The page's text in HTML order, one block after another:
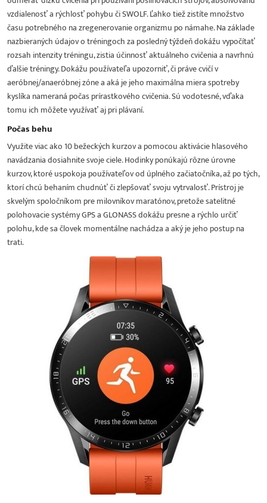
vzdialenosť a rýchlosť pohybu či SWOLF. Ľahko tiež zistíte množstvo
času potrebného na zregenerovanie organizmu po námahe. Na základe
nazbieraných údajov o tréningoch za posledný týždeň dokážu vypočítať
rozsah intenzity tréningu, zistia účinnosť aktuálneho cvičenia a navrhnú
ďalšie tréningy. Dokážu používateľa upozorniť, či práve cvičí v
aeróbnej/anaeróbnej zóne a aká je jeho maximálna miera spotreby
kyslíka nameraná počas prírastkového cvičenia. Sú vodotesné, vďaka
tomu ich môžete využívať aj pri plávaní.
Počas behu
Využite viac ako 10 bežeckých kurzov a pomocou aktivácie hlasového
navádzania dosiahnite svoje ciele. Hodinky ponúkajú rôzne úrovne
kurzov, ktoré uspokoja používateľov od úplného začiatočníka, až po tých,
ktorí chcú behaním chudnúť či zlepšovať svoju vytrvalosť. Prístroj je
skvelým spoločníkom pre milovníkov maratónov, pretože satelitné
polohovacie systémy GPS a GLONASS dokážu presne a rýchlo určiť
polohu, kde sa človek momentálne nachádza a aký je jeho postup na
trati.